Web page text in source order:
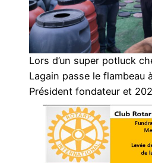
Lors d’un super potluck
Lagain passe le flambeau
Président fondateur et